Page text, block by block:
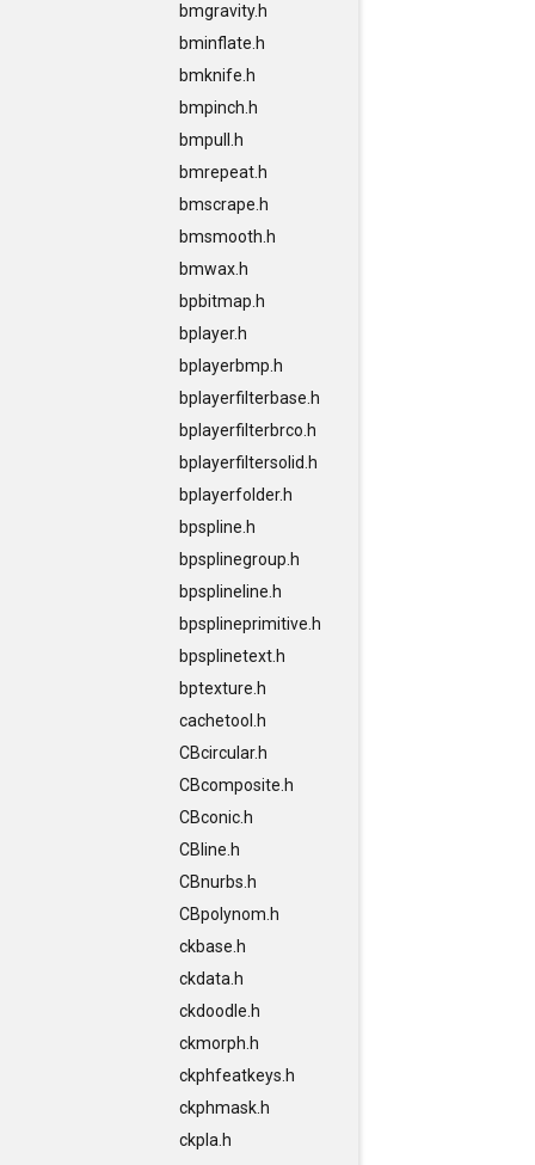
bmgravity.h
bminflate.h
bmknife.h
bmpinch.h
bmpull.h
bmrepeat.h
bmscrape.h
bmsmooth.h
bmwax.h
bpbitmap.h
bplayer.h
bplayerbmp.h
bplayerfilterbase.h
bplayerfilterbrco.h
bplayerfiltersolid.h
bplayerfolder.h
bpspline.h
bpsplinegroup.h
bpsplineline.h
bpsplineprimitive.h
bpsplinetext.h
bptexture.h
cachetool.h
CBcircular.h
CBcomposite.h
CBconic.h
CBline.h
CBnurbs.h
CBpolynom.h
ckbase.h
ckdata.h
ckdoodle.h
ckmorph.h
ckphfeatkeys.h
ckphmask.h
ckpla.h